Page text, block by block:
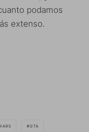
podamos
extenso.
GTA